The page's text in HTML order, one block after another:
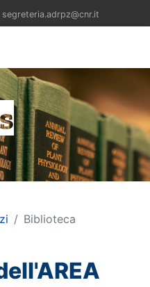
segreteria.adrpz@cnr.it
Biblioteca